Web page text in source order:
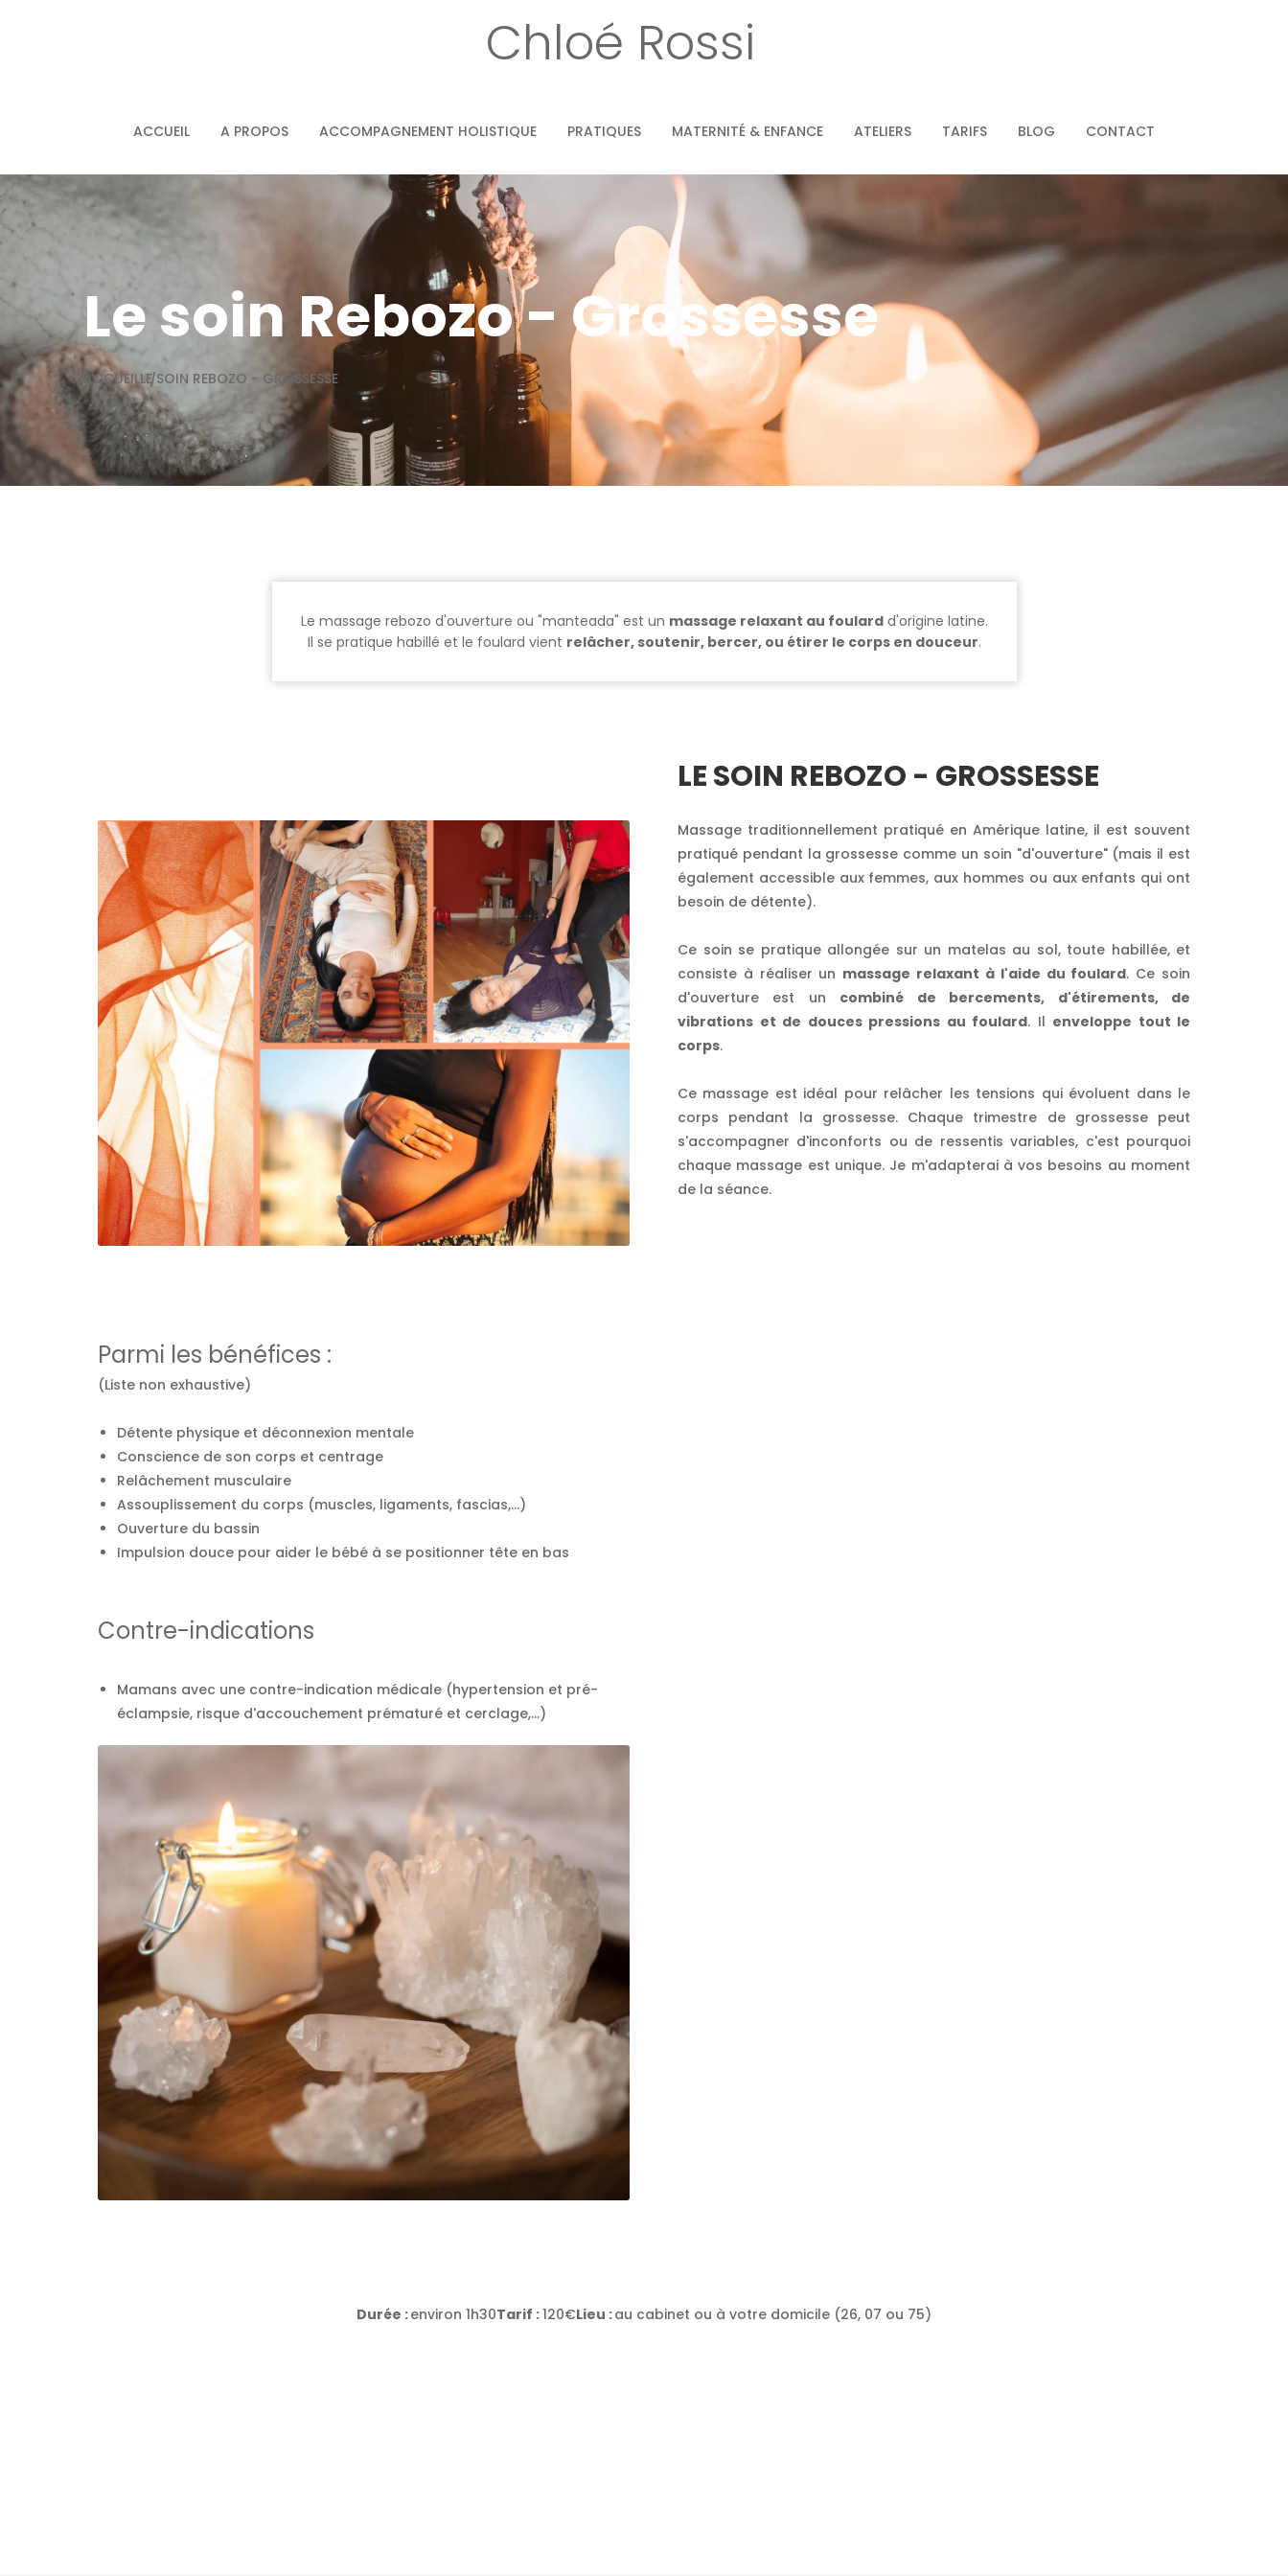
Chloé Rossi
ACCUEIL A PROPOS ACCOMPAGNEMENT HOLISTIQUE PRATIQUES MATERNITÉ & ENFANCE ATELIERS TARIFS BLOG CONTACT
Le soin Rebozo - Grossesse
ACCUEILLE SOIN REBOZO - GROSSESSE
Le massage rebozo d'ouverture ou "manteada" est un massage relaxant au foulardd'origine latine.
Il se pratique habillé et le foulard vient relâcher, soutenir, bercer, ou étirer le corps en douceur.
LE SOIN REBOZO - GROSSESSE
Massage traditionnellement pratiqué en Amérique latine, il est souvent
pratiqué pendant la grossesse comme un soin "d'ouverture" (mais il est
également accessible aux femmes, aux hommes ou aux enfants qui ont
besoin de détente).
Ce soin se pratique allongée sur un matelas au sol, toute habillée, et
consiste à réaliser un massage relaxant à l'aide du foulard. Ce soin
d'ouverture est un combiné de bercements, d'étirements, de
vibrations et de douces pressions au foulard. Il enveloppe tout le
corps.
Ce massage est idéal pour relâcher les tensions qui évoluent dans le
corps pendant la grossesse. Chaque trimestre de grossesse peut
s'accompagner d'inconforts ou de ressentis variables, c'est pourquoi
chaque massage est unique. Je m'adapterai à vos besoins au moment
de la séance.
Parmi les bénéfices :
(Liste non exhaustive)
Détente physique et déconnexion mentale
Conscience de son corps et centrage
Relâchement musculaire
Assouplissement du corps (muscles, ligaments, fascias,...)
Ouverture du bassin
Impulsion douce pour aider le bébé à se positionner tête en bas
Contre-indications
Mamans avec une contre-indication médicale (hypertension et pré-
éclampsie, risque d'accouchement prématuré et cerclage,...)
Durée :environ 1h30Tarif :120€Lieu :au cabinet ou à votre domicile (26, 07 ou 75)